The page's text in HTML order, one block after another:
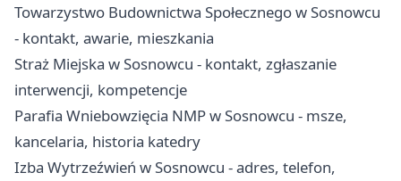
Towarzystwo Budownictwa Społecznego w Sosnowcu
- kontakt, awarie, mieszkania
Straż Miejska w Sosnowcu - kontakt, zgłaszanie
interwencji, kompetencje
Parafia Wniebowzięcia NMP w Sosnowcu - msze,
kancelaria, historia katedry
Izba Wytrzeźwień w Sosnowcu - adres, telefon,